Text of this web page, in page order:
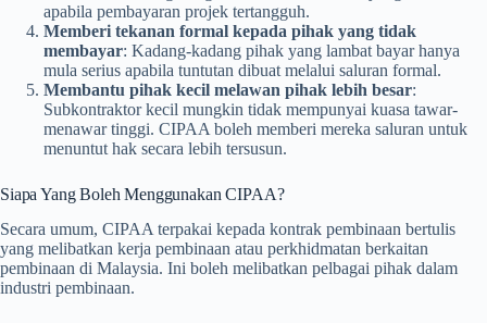
apabila pembayaran projek tertangguh.
Memberi tekanan formal kepada pihak yang tidak
membayar: Kadang-kadang pihak yang lambat bayar hanya
mula serius apabila tuntutan dibuat melalui saluran formal.
Membantu pihak kecil melawan pihak lebih besar:
Subkontraktor kecil mungkin tidak mempunyai kuasa tawar-
menawar tinggi. CIPAA boleh memberi mereka saluran untuk
menuntut hak secara lebih tersusun.
Siapa Yang Boleh Menggunakan CIPAA?
Secara umum, CIPAA terpakai kepada kontrak pembinaan bertulis
yang melibatkan kerja pembinaan atau perkhidmatan berkaitan
pembinaan di Malaysia. Ini boleh melibatkan pelbagai pihak dalam
industri pembinaan.